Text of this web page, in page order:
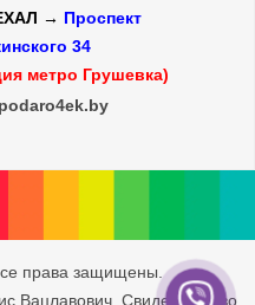
→ Проспект
34
метро Грушевка)
права защищены.
Вацлавович. Свидетельство